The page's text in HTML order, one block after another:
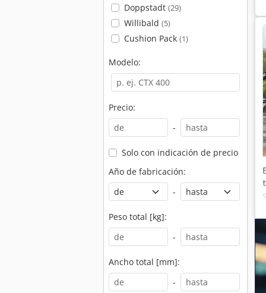
Doppstadt (29)
Willibald (5)
Cushion Pack (1)
Modelo:
Precio:
-
Solo con indicación de precio
Año de fabricación:
-
Peso total [kg]:
-
Ancho total [mm]:
-